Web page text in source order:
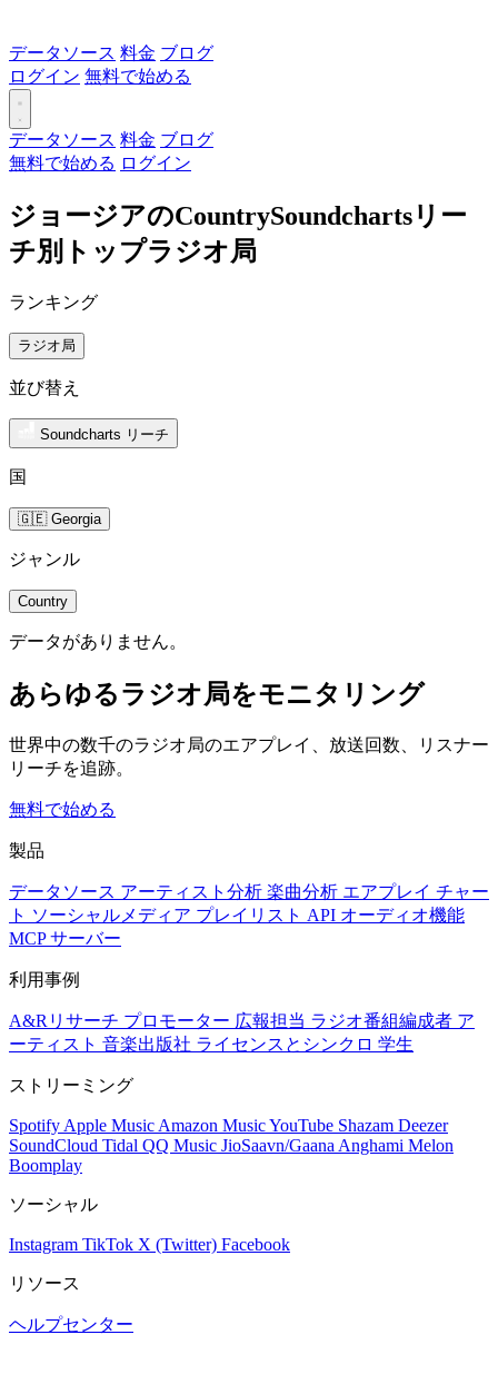
データソース 料金 ブログ
ログイン 無料で始める
データソース 料金 ブログ
無料で始める ログイン
ジョージアのCountrySoundchartsリー
チ別トップラジオ局
ランキング
ラジオ局
並び替え
Soundcharts リーチ
国
🇬🇪 Georgia
ジャンル
Country
データがありません。
あらゆるラジオ局をモニタリング
世界中の数千のラジオ局のエアプレイ、放送回数、リスナー
リーチを追跡。
無料で始める
製品
データソース アーティスト分析 楽曲分析 エアプレイ チャー
ト ソーシャルメディア プレイリスト API オーディオ機能
MCP サーバー
利用事例
A&Rリサーチ プロモーター 広報担当 ラジオ番組編成者 ア
ーティスト 音楽出版社 ライセンスとシンクロ 学生
ストリーミング
Spotify Apple Music Amazon MusicYouTube Shazam Deezer
SoundCloud Tidal QQ Music JioSaavn/Gaana Anghami Melon
Boomplay
ソーシャル
Instagram TikTok X (Twitter) Facebook
リソース
ヘルプセンター